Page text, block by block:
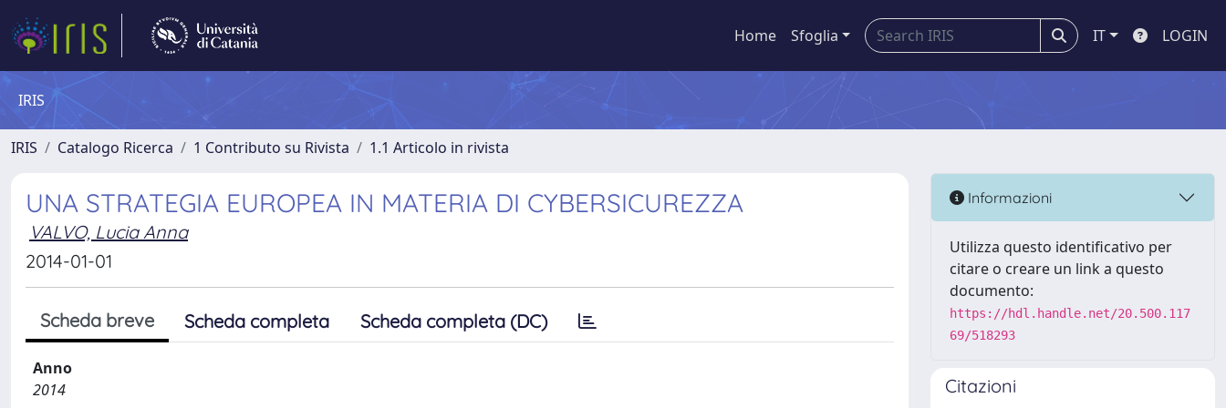
Home Sfoglia IT LOGIN
IRIS
IRIS Catalogo Ricerca 1 Contributo su Rivista 1.1 Articolo in rivista
UNA STRATEGIA EUROPEA IN MATERIA DI CYBERSICUREZZA
VALVO, Lucia Anna
2014-01-01
Scheda breve Scheda completa Scheda completa (DC)
Anno
2014
Informazioni
Utilizza questo identificativo per
citare o creare un link a questo
documento:
https://hdl.handle.net/20.500.117
69/518293
Citazioni